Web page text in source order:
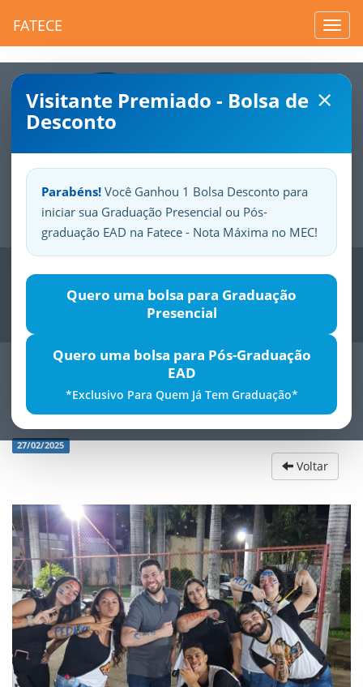
FATECE
×
Visitante Premiado - Bolsa de
Desconto
Parabéns! Você Ganhou 1 Bolsa Desconto para
iniciar sua Graduação Presencial ou Pós-
graduação EAD na Fatece - Nota Máxima no MEC!
Quero uma bolsa para Graduação
Presencial
Quero uma bolsa para Pós-Graduação
EAD
*Exclusivo Para Quem Já Tem Graduação*
SuaFatece.Seuorgulho.
Previous
Volta às aulas 2025
27/02/2025
Voltar